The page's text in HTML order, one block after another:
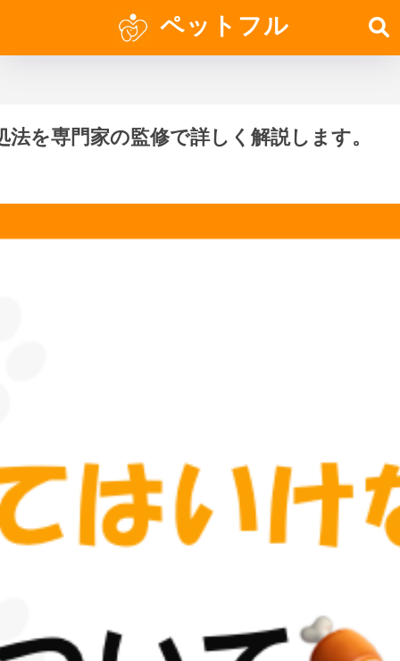
ペットフル
を専門家の監修で詳しく解説します。